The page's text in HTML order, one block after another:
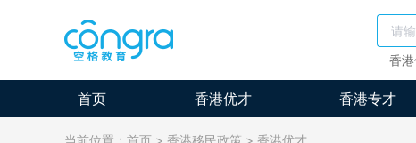
香
首页 香港优才 香港专才
当前位置： 首页 > 香港移民政策 > 香港优才